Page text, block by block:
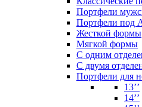
Портфели
Портфели под
Жесткой формы
Мягкой формы
С одним
С двумя
Портфели для
13’’
14’’